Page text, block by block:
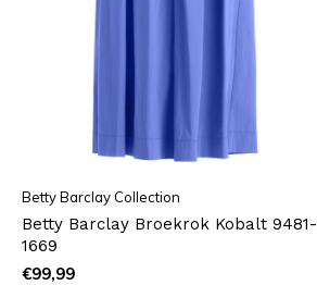
Betty Barclay Collection
Betty Barclay Broekrok Kobalt 9481-
1669
€99,99